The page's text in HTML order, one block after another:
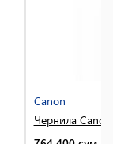
Canon
Чернила